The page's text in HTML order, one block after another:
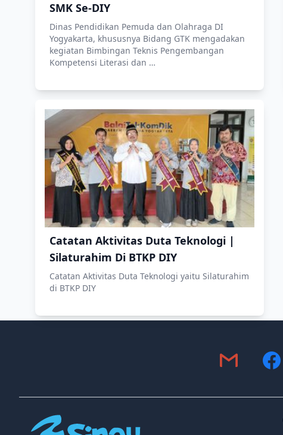
SMK Se-DIY
Dinas Pendidikan Pemuda dan Olahraga DI
Yogyakarta, khususnya Bidang GTK mengadakan
kegiatan Bimbingan Teknis Pengembangan
Kompetensi Literasi dan …
Catatan Aktivitas Duta Teknologi |
Silaturahim Di BTKP DIY
Catatan Aktivitas Duta Teknologi yaitu Silaturahim
di BTKP DIY